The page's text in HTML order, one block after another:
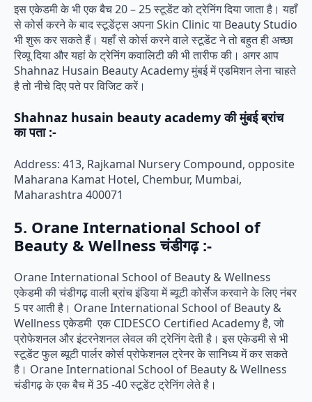
इस एकेडमी के भी एक बैच 20 – 25 स्टूडेंट को ट्रेनिंग दिया जाता है। यहाँ
से कोर्स करने के बाद स्टूडेंट्स अपना Skin Clinic या Beauty Studio
भी शुरू कर सकते हैं। यहाँ से कोर्स करने वाले स्टूडेंट ने तो बहुत ही अच्छा
रिव्यू दिया और यहां के ट्रेनिंग कवालिटी की भी तारीफ की। अगर आप
Shahnaz Husain Beauty Academy मुंबई में एडमिशन लेना चाहते
है तो नीचे दिए पते पर विजिट करें।
Shahnaz husain beauty academy की मुंबई ब्रांच
का पता :-
Address: 413, Rajkamal Nursery Compound, opposite
Maharana Kamat Hotel, Chembur, Mumbai,
Maharashtra 400071
5. Orane International School of
Beauty & Wellness चंडीगढ़ :-
Orane International School of Beauty & Wellness
एकेडमी की चंडीगढ़ वाली ब्रांच इंडिया में ब्यूटी कोर्सेज करवाने के लिए नंबर
5 पर आती है। Orane International School of Beauty &
Wellness एकेडमी एक CIDESCO Certified Academy है, जो
प्रोफेशनल और इंटरनेशनल लेवल की ट्रेनिंग देती है। इस एकेडमी से भी
स्टूडेंट फुल ब्यूटी पार्लर कोर्स प्रोफेशनल ट्रेनर के सानिध्य में कर सकते
है। Orane International School of Beauty & Wellness
चंडीगढ़ के एक बैच में 35 -40 स्टूडेंट ट्रेनिंग लेते है।